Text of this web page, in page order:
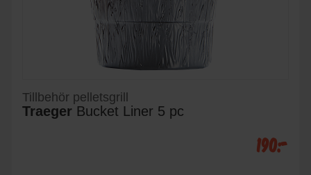
Tillbehör pelletsgrill
Traeger Bucket Liner 5 pc
190:-